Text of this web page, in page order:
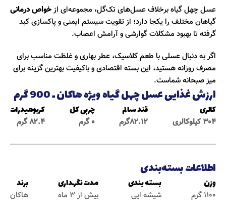
عسل چهل گیاه برخلاف عسل‌های تک‌گل، مجموعه‌ای ازخواص درمانی
گیاهان مختلف را یکجا دارد؛ از تقویت سیستم ایمنی و پاکسازی کبد
گرفته تا بهبود مشکلات گوارشی و آرامش اعصاب.
اگر به دنبال عسلی با طعم کلاسیک، عطر بهاری و غلظت مناسب برای
مصرف روزانه هستید، این بسته اقتصادی و باکیفیت بهترین گزینه برای
میز صبحانه شماست.
ارزش غذایی عسل چهل گیاه ویژه هاکان ـ 900 گرم
کالری
۳۰۴ کیلوکالری
قند سالم
۸۲.۱۲گرم
چربی کل
۰ گرم
کربوهیدرات
۸۲.۴ گرم
اطلاعات بسته‌بندی
وزن
1100 گرم
بسته بندی
شیشه ایی
مدت نگهداری
بیش از 3 ماه
برند
هاکان